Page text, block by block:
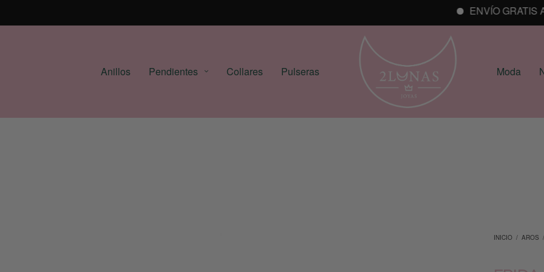
ENVÍO GRATIS A
Anillos Pendientes Collares Pulseras Moda
INICIO / AROS /